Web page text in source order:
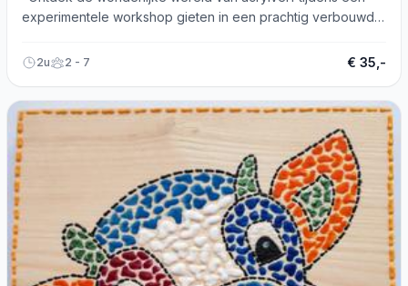
experimentele workshop gieten in een prachtig verbouwd
2u 2 - 7 € 35,-